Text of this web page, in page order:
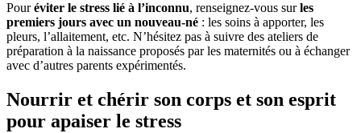
Pouréviter le stress lié à l’inconnu, renseignez-vous surles
premiers jours avec un nouveau-né : les soins à apporter, les
pleurs, l’allaitement, etc. N’hésitez pas à suivre des ateliers de
préparation à la naissance proposés par les maternités ou à échanger
avec d’autres parents expérimentés.
Nourrir et chérir son corps et son esprit
pour apaiser le stress